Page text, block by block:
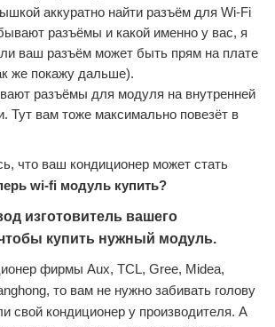
аккуратно найти разъём для Wi-Fi
разъёмы и какой именно у вас, я
ваш разъём может быть прям на плате
же покажу дальше).
разъёмы для модуля на внутренней
Тут вам тоже максимально повезёт в
что ваш кондиционер может стать
wi-fi модуль купить?
изготовитель вашего
купить нужный модуль.
фирмы Aux, TCL, Gree, Midea,
то вам не нужно забивать голову
свой кондиционер у производителя. А